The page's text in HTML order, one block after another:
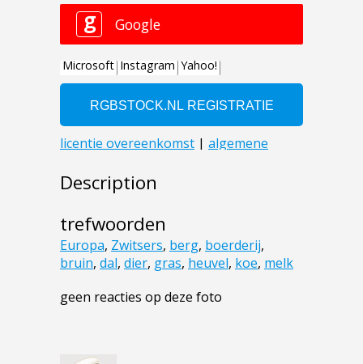
Description
trefwoorden
Europa, Zwitsers, berg, boerderij,
bruin, dal, dier, gras, heuvel, koe, melk
geen reacties op deze foto